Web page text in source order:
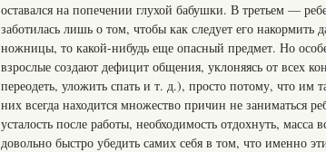
оставался на попечении глухой бабушки. В третьем —
заботилась лишь о том, чтобы как следует его накормить
ножницы, то какой-нибудь еще опасный предмет. Но
взрослые создают дефицит общения, уклоняясь от всех
переодеть, уложить спать и т. д.), просто потому, что им
них всегда находится множество причин не заниматься
усталость после работы, необходимость отдохнуть,
довольно быстро убедить самих себя в том, что именно